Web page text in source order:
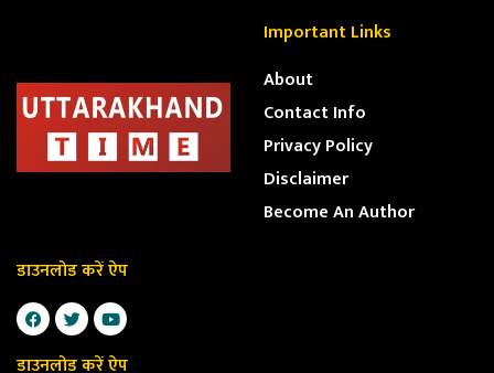
Important Links
About
Contact Info
Privacy Policy
Disclaimer
Become An Author
डाउनलोड करें ऐप
डाउनलोड करें ऐप